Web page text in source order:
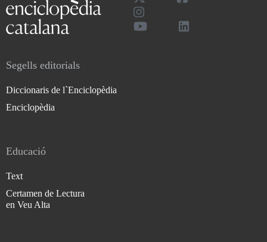
Segells editorials
Diccionaris de l`Enciclopèdia
Enciclopèdia
Educació
Text
Certamen de Lectura
en Veu Alta